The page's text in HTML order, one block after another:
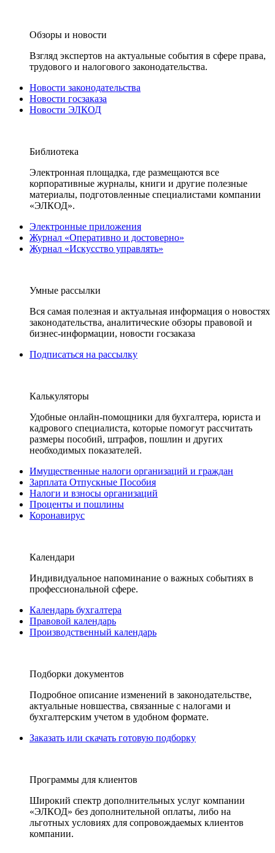
Обзоры и новости
Взгляд экспертов на актуальные события в сфере права,
трудового и налогового законодательства.
Новости законодательства
Новости госзаказа
Новости ЭЛКОД
Библиотека
Электронная площадка, где размещаются все
корпоративные журналы, книги и другие полезные
материалы, подготовленные специалистами компании
«ЭЛКОД».
Электронные приложения
Журнал «Оперативно и достоверно»
Журнал «Искусство управлять»
Умные рассылки
Вся самая полезная и актуальная информация о новостях
законодательства, аналитические обзоры правовой и
бизнес-информации, новости госзаказа
Подписаться на рассылку
Калькуляторы
Удобные онлайн-помощники для бухгалтера, юриста и
кадрового специалиста, которые помогут рассчитать
размеры пособий, штрафов, пошлин и других
необходимых показателей.
Имущественные налоги организаций и граждан
Зарплата Отпускные Пособия
Налоги и взносы организаций
Проценты и пошлины
Коронавирус
Календари
Индивидуальное напоминание о важных событиях в
профессиональной сфере.
Календарь бухгалтера
Правовой календарь
Производственный календарь
Подборки документов
Подробное описание изменений в законодательстве,
актуальные новшества, связанные с налогами и
бухгалтерским учетом в удобном формате.
Заказать или скачать готовую подборку
Программы для клиентов
Широкий спектр дополнительных услуг компании
«ЭЛКОД» без дополнительной оплаты, либо на
льготных условиях для сопровождаемых клиентов
компании.